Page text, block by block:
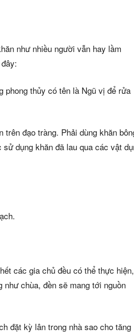
như nhiều người vẫn hay lầm
phong thủy có tên là Ngũ vị để rửa
đạo tràng. Phải dùng khăn
dụng khăn đã lau qua các vật
các gia chủ đều có thể thực hiện,
chùa, đền sẽ mang tới nguồn
đặt kỳ lân trong nhà sao cho tăng